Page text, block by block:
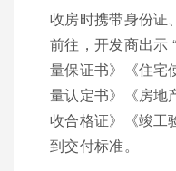
收房时携带身份证
前往，开发商出示
量保证书》《住宅
量认定书》《房地
收合格证》《竣工
到交付标准。